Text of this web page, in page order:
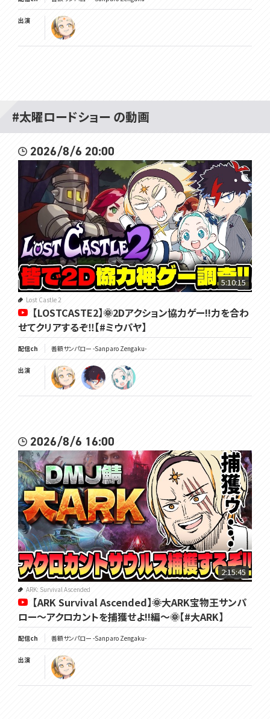
出演
#太曜ロードショー の動画
2026/8/6 20:00
5:10:15
Lost Castle 2
【LOSTCASTE2】🌞2Dアクション協力ゲー!!力を合わ
せてクリアするぞ‼【#ミウパヤ】
配信ch 善額サンパロー -Sanparo Zengaku-
出演
2026/8/6 16:00
2:15:45
ARK: Survival Ascended
【ARK Survival Ascended】🌞大ARK宝物王サンパ
ロー～アクロカントを捕獲せよ!!編～🌞【#大ARK】
配信ch 善額サンパロー -Sanparo Zengaku-
出演